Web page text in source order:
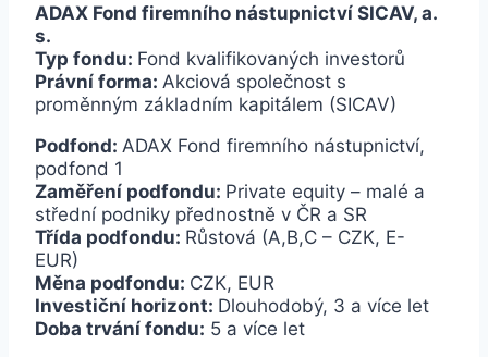
ADAX Fond firemního nástupnictví SICAV, a.
s.
Typ fondu: Fond kvalifikovaných investorů
Právní forma: Akciová společnost s
proměnným základním kapitálem (SICAV)
Podfond: ADAX Fond firemního nástupnictví,
podfond 1
Zaměření podfondu: Private equity – malé a
střední podniky přednostně v ČR a SR
Třída podfondu: Růstová (A,B,C – CZK, E-
EUR)
Měna podfondu: CZK, EUR
Investiční horizont: Dlouhodobý, 3 a více let
Doba trvání fondu: 5 a více let